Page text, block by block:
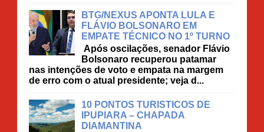
BTG/NEXUS APONTA LULA E
FLÁVIO BOLSONARO EM
EMPATE TÉCNICO NO 1º TURNO
Após oscilações, senador Flávio
Bolsonaro recuperou patamar
nas intenções de voto e empata na margem
de erro com o atual presidente; veja d...
10 PONTOS TURISTICOS DE
IPUPIARA – CHAPADA
DIAMANTINA